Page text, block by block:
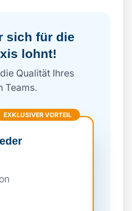
sich für die
lohnt!
Qualität Ihres
Teams.
EXKLUSIVER VORTEIL